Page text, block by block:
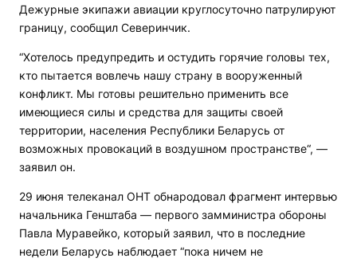
Дежурные экипажи авиации круглосуточно патрулируют
границу, сообщил Северинчик.
“Хотелось предупредить и остудить горячие головы тех,
кто пытается вовлечь нашу страну в вооруженный
конфликт. Мы готовы решительно применить все
имеющиеся силы и средства для защиты своей
территории, населения Республики Беларусь от
возможных провокаций в воздушном пространстве“, —
заявил он.
29 июня телеканал ОНТ обнародовал фрагмент интервью
начальника Генштаба — первого замминистра обороны
Павла Муравейко, который заявил, что в последние
недели Беларусь наблюдает “пока ничем не